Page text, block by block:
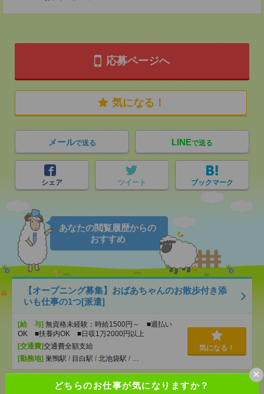
どちらのお仕事が気になりますか？
×
応募ページへ
気になる！
メールで送る LINEで送る
シェア ツイート ブックマーク
あなたの閲覧履歴からの
おすすめ
【オープニング募集】おばあちゃんのお散歩付き添
いも仕事の1つ[派遣]
[給 与] 無資格未経験：時給1500円～ ■週払い
OK ■扶養内OK ■日収1万2000円以上
[交通費]交通費全額支給
[勤務地] 巣鴨駅 / 目白駅 / 北池袋駅 / …
気になる！
説明会参加で全員に【現金2千円相当プレゼント】生